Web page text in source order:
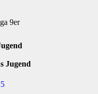
9er
Jugend